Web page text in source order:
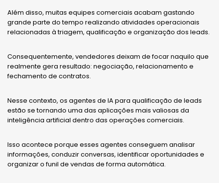
Além disso, muitas equipes comerciais acabam gastando
grande parte do tempo realizando atividades operacionais
relacionadas à triagem, qualificação e organização dos leads.
Consequentemente, vendedores deixam de focar naquilo que
realmente gera resultado: negociação, relacionamento e
fechamento de contratos.
Nesse contexto, os agentes de IA para qualificação de leads
estão se tornando uma das aplicações mais valiosas da
inteligência artificial dentro das operações comerciais.
Isso acontece porque esses agentes conseguem analisar
informações, conduzir conversas, identificar oportunidades e
organizar o funil de vendas de forma automática.